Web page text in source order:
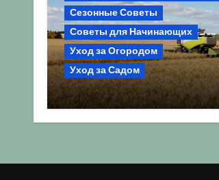
Сезонные Советы
Советы для Начинающих
Уход за Огородом
Уход за Садом
Агрокультура України
осінь 2026: Комплексний